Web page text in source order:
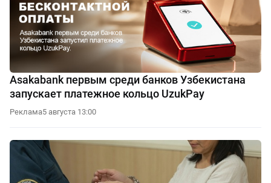
Asakabank первым среди банков Узбекистана
запускает платежное кольцо UzukPay
Реклама5 августа 13:00